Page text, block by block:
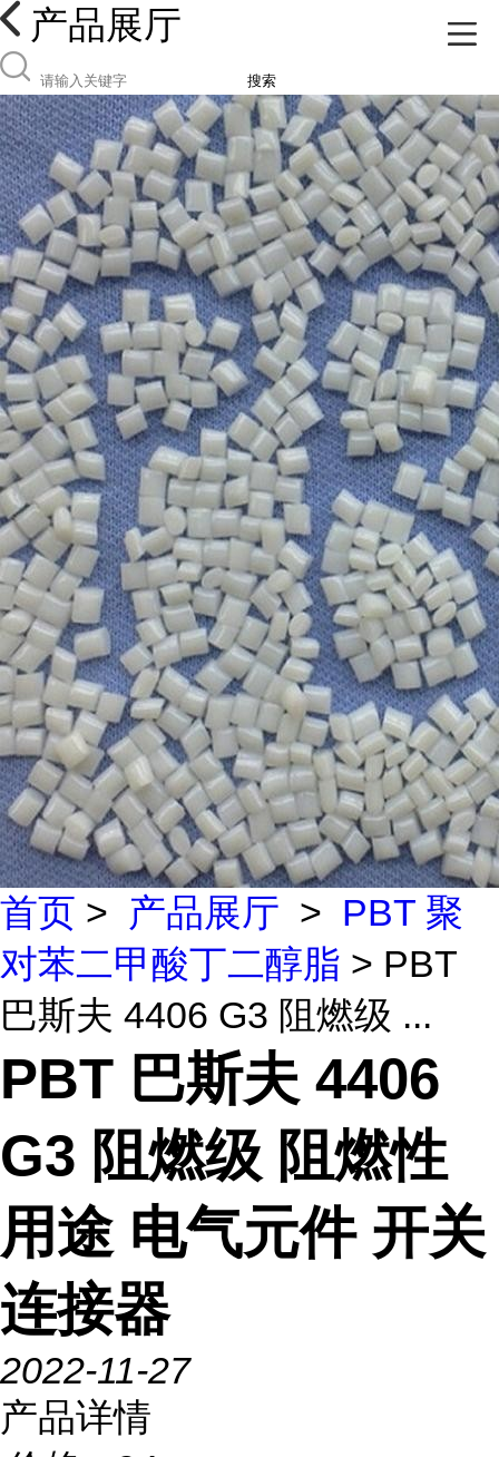
产品展厅
搜索
首页 > 产品展厅 > PBT 聚
对苯二甲酸丁二醇脂 > PBT
巴斯夫 4406 G3 阻燃级 ...
PBT 巴斯夫 4406
G3 阻燃级 阻燃性
用途 电气元件 开关
连接器
2022-11-27
产品详情